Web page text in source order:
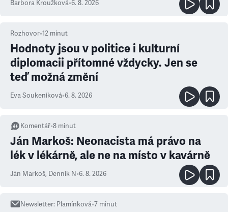
Barbora Kroužková•6. 8. 2026
Rozhovor•12 minut
Hodnoty jsou v politice i kulturní
diplomacii přítomné vždycky. Jen se
teď možná změní
Eva Soukeníková•6. 8. 2026
Komentář•8 minut
Ján Markoš: Neonacista má právo na
lék v lékárně, ale ne na místo v kavárně
Ján Markoš, Denník N•6. 8. 2026
Newsletter: Plamínková•7 minut